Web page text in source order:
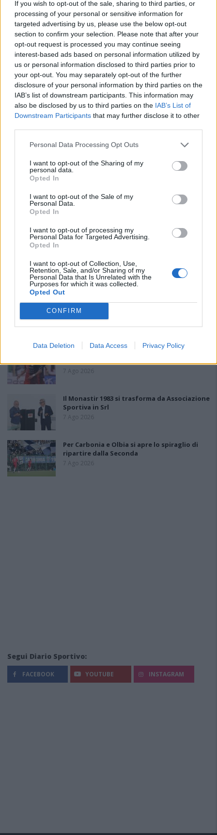
If you wish to opt-out of the sale, sharing to third parties, or
processing of your personal or sensitive information for
targeted advertising by us, please use the below opt-out
section to confirm your selection. Please note that after your
opt-out request is processed you may continue seeing
interest-based ads based on personal information utilized by
us or personal information disclosed to third parties prior to
your opt-out. You may separately opt-out of the further
disclosure of your personal information by third parties on the
IAB’s list of downstream participants. This information may
also be disclosed by us to third parties on the IAB’s List of
Downstream Participants that may further disclose it to other
Personal Data Processing Opt Outs
I want to opt-out of the Sharing of my
personal data.
Opted In
I want to opt-out of the Sale of my
Personal Data.
Opted In
I want to opt-out of processing my
Personal Data for Targeted Advertising.
Opted In
I want to opt-out of Collection, Use,
Retention, Sale, and/or Sharing of my
Personal Data that Is Unrelated with the
Purposes for which it was collected.
Opted Out
CONFIRM
Data Deletion Data Access Privacy Policy
PIÙ LETTI OGGI
L'Ilva si completa con Markic, Contucci,
Carlucci, Bevilacqua, Solinas, Souare e Galic
7 Ago 2026
Latte Dolce, Fresu sul girone: «Se la
giocheranno Torres e Albalonga, noi non
Gran colpo dell'Ossese, per la difesa c'è l'ex
7 Ago 2026
Il Monastir 1983 si trasforma da Associazione
Sportiva in Srl
7 Ago 2026
Per Carbonia e Olbia si apre lo spiraglio di
ripartire dalla Seconda
7 Ago 2026
Segui Diario Sportivo:
FACEBOOK YOUTUBE INSTAGRAM